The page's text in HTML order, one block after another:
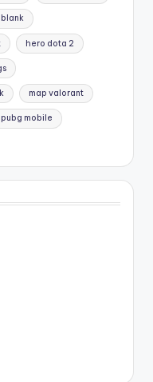
hero dota 2
map valorant
pubg mobile